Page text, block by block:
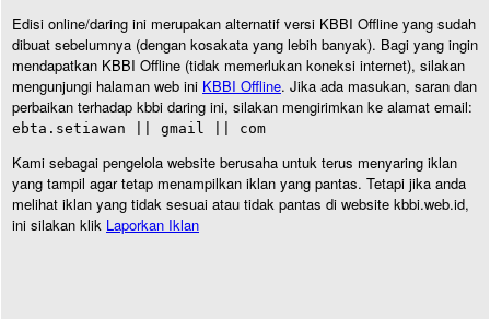
Edisi online/daring ini merupakan alternatif versi KBBI Offline yang sudah
dibuat sebelumnya (dengan kosakata yang lebih banyak). Bagi yang ingin
mendapatkan KBBI Offline (tidak memerlukan koneksi internet), silakan
mengunjungi halaman web ini KBBI Offline. Jika ada masukan, saran dan
perbaikan terhadap kbbi daring ini, silakan mengirimkan ke alamat email:
ebta.setiawan || gmail || com
Kami sebagai pengelola website berusaha untuk terus menyaring iklan
yang tampil agar tetap menampilkan iklan yang pantas. Tetapi jika anda
melihat iklan yang tidak sesuai atau tidak pantas di website kbbi.web.id,
ini silakan klik Laporkan Iklan